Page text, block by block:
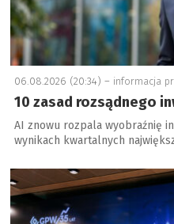
06.08.2026 (20:34) – informacja
10 zasad rozsądnego
AI znowu rozpala wyobraźnię
wynikach kwartalnych
a